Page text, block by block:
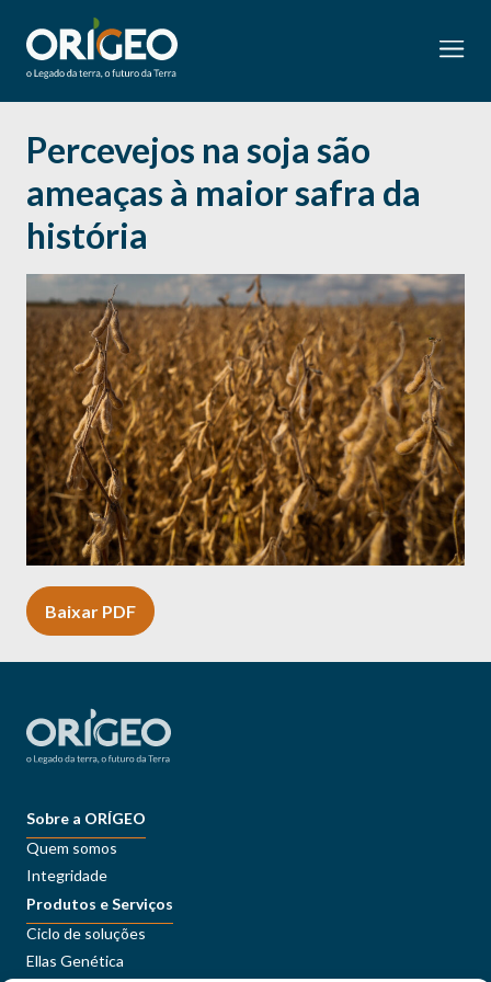
Percevejos na soja são
ameaças à maior safra da
história
Baixar PDF
Sobre a ORÍGEO
Quem somos
Integridade
Produtos e Serviços
Ciclo de soluções
Ellas Genética